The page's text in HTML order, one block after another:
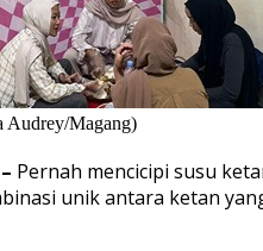
Audrey/Magang)
Pernah mencicipi susu
unik antara ketan